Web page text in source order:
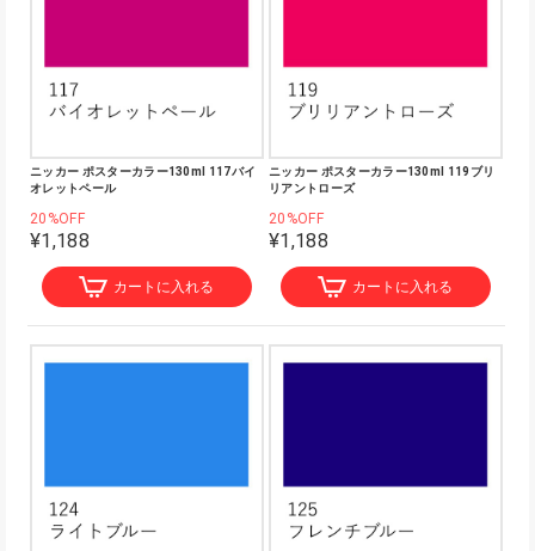
ニッカー ポスターカラー130ml 117バイ
オレットペール
20%OFF
¥1,188
カートに入れる
ニッカー ポスターカラー130ml 119ブリ
リアントローズ
20%OFF
¥1,188
カートに入れる